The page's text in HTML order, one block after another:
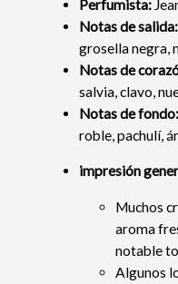
Perfumista:
Notas de salida:
grosella negra,
Notas de
salvia, clavo,
Notas de fondo:
roble, pachulí,
impresión
Muchos
aroma
notable
Algunos